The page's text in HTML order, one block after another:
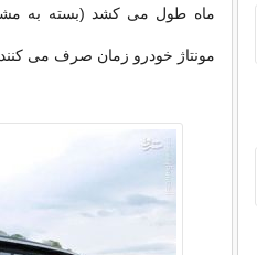
مونتاژ خودرو زمان صرف می كنند.